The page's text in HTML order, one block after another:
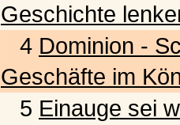
Geschichte
4 Dominion -
Geschäfte im
5 Einauge sei